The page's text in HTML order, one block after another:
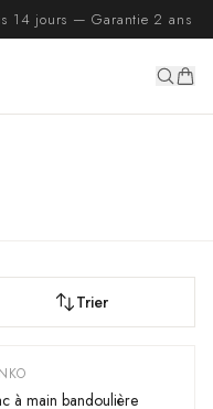
14 jours — Garantie 2 ans
Trier
à main bandoulière